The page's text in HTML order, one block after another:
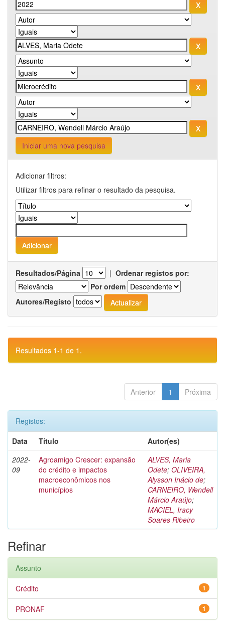
Iniciar uma nova pesquisa
Adicionar filtros:
Utilizar filtros para refinar o resultado da pesquisa.
Resultados/Página | Ordenar registos por:
Por ordem
Autores/Registo
Resultados 1-1 de 1.
Anterior 1 Próxima
Registos:
Data
Título
Autor(es)
2022-
09
Agroamigo Crescer: expansão
do crédito e impactos
macroeconômicos nos
municípios
ALVES, Maria
Odete; OLIVEIRA,
Alysson Inácio de;
CARNEIRO, Wendell
Márcio Araújo;
MACIEL, Iracy
Soares Ribeiro
Refinar
Assunto
1
Crédito
1
PRONAF